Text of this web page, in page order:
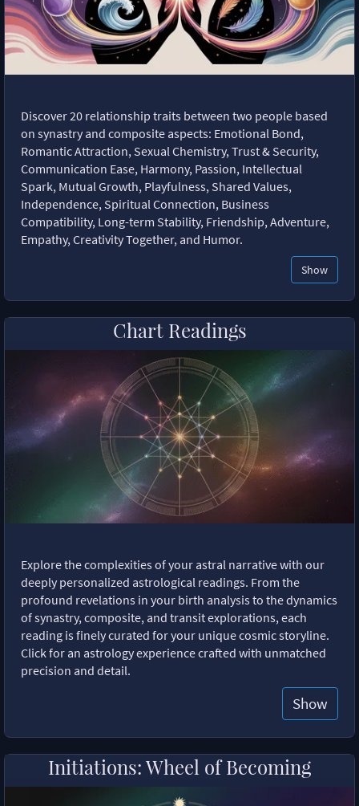
Discover 20 relationship traits between two people based
on synastry and composite aspects: Emotional Bond,
Romantic Attraction, Sexual Chemistry, Trust & Security,
Communication Ease, Harmony, Passion, Intellectual
Spark, Mutual Growth, Playfulness, Shared Values,
Independence, Spiritual Connection, Business
Compatibility, Long-term Stability, Friendship, Adventure,
Empathy, Creativity Together, and Humor.
Show
Chart Readings
Explore the complexities of your astral narrative with our
deeply personalized astrological readings. From the
profound revelations in your birth analysis to the dynamics
of synastry, composite, and transit explorations, each
reading is finely curated for your unique cosmic storyline.
Click for an astrology experience crafted with unmatched
precision and detail.
Show
Initiations: Wheel of Becoming